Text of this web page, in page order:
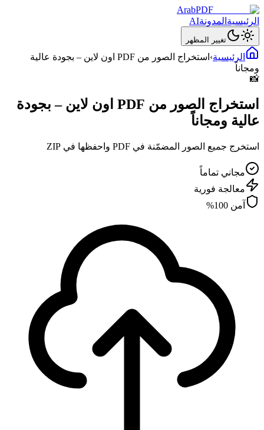
ArabPDF
الرئيسية المدونةAI
تغيير المظهر
الرئيسية›
استخراج الصور من PDF اون لاين – بجودة عالية
ومجاناً
📸
استخراج الصور من PDF اون لاين – بجودة
عالية ومجاناً
استخرج جميع الصور المضمّنة في PDF واحفظها في ZIP
مجاني تماماً
معالجة فورية
آمن 100%